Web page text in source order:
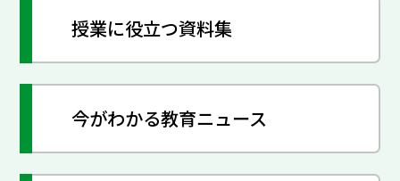
授業に役立つ資料集
今がわかる教育ニュース